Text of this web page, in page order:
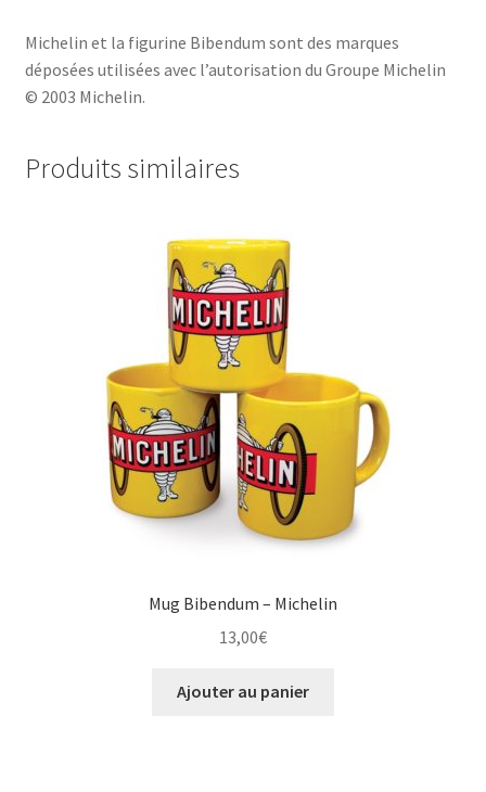
Michelin et la figurine Bibendum sont des marques
déposées utilisées avec l’autorisation du Groupe Michelin
© 2003 Michelin.
Produits similaires
Mug Bibendum – Michelin
13,00€
Ajouter au panier